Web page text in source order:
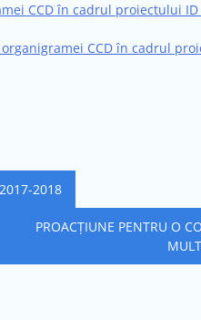
CCD în cadrul proiectului
CCD în cadrul
2018
PROACȚIUNE PENTRU O